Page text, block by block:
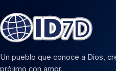
Un pueblo que conoce a Dios,
prójimo con amor.